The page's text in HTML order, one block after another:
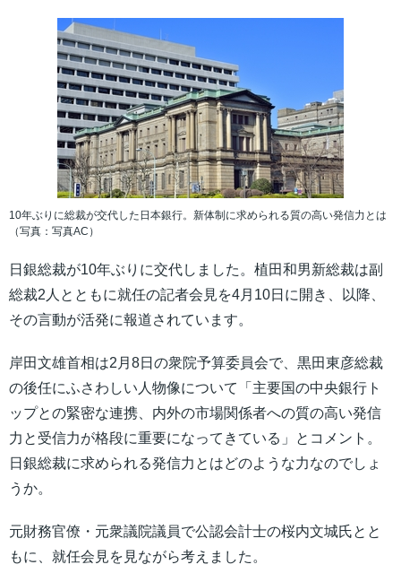
10年ぶりに総裁が交代した日本銀行。新体制に求められる質の高い発信力とは
（写真：写真AC）
日銀総裁が10年ぶりに交代しました。植田和男新総裁は副
総裁2人とともに就任の記者会見を4月10日に開き、以降、
その言動が活発に報道されています。
岸田文雄首相は2月8日の衆院予算委員会で、黒田東彦総裁
の後任にふさわしい人物像について「主要国の中央銀行ト
ップとの緊密な連携、内外の市場関係者への質の高い発信
力と受信力が格段に重要になってきている」とコメント。
日銀総裁に求められる発信力とはどのような力なのでしょ
うか。
元財務官僚・元衆議院議員で公認会計士の桜内文城氏とと
もに、就任会見を見ながら考えました。